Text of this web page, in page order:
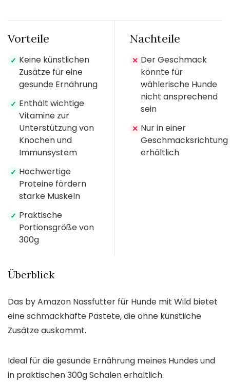
Vorteile
✓ Keine künstlichen
Zusätze für eine
gesunde Ernährung
✓ Enthält wichtige
Vitamine zur
Unterstützung von
Knochen und
Immunsystem
✓ Hochwertige
Proteine fördern
starke Muskeln
✓ Praktische
Portionsgröße von
300g
Nachteile
✕ Der Geschmack
könnte für
wählerische Hunde
nicht ansprechend
sein
✕ Nur in einer
Geschmacksrichtung
erhältlich
Überblick
Das by Amazon Nassfutter für Hunde mit Wild bietet
eine schmackhafte Pastete, die ohne künstliche
Zusätze auskommt.
Ideal für die gesunde Ernährung meines Hundes und
in praktischen 300g Schalen erhältlich.